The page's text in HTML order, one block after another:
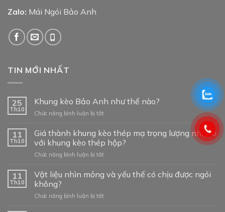
Zalo: Mái Ngói Bảo Anh
TIN MỚI NHẤT
25
Th10
Khung kèo Bảo Anh như thế nào?
Chức năng bình luận bị tắtở
kèo
Bảo
Anh
như
nào?
11
Th10
Giá thành khung kèo thép mạ trọng lượng nhẹ so
với khung kèo thép hộp?
Chức năng bình luận bị tắtở
thành
khung
thép
11
Th10
Vật liệu nhìn mỏng và yếu thế có chịu được ngói
không?
Chức năng bình luận bị tắtở